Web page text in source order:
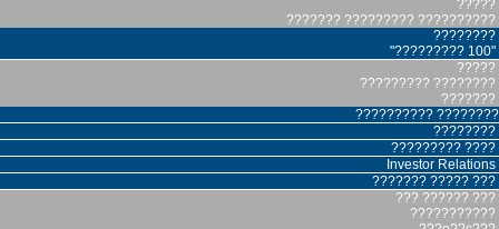
?????
??????? ????????? ??????????
????????
"????????? 100"
?????
????????? ????????
???????
?????????? ????????
????????
????????? ????
Investor Relations
??????? ????? ???
??? ?????? ???
???????????